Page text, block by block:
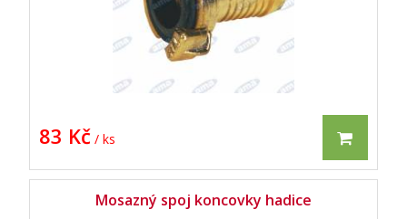
83 Kč / ks
Mosazný spoj koncovky hadice